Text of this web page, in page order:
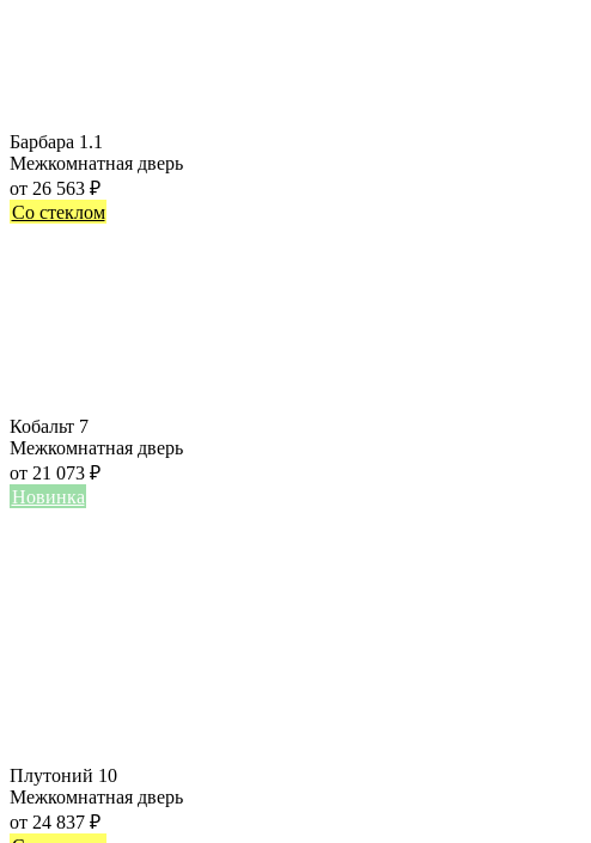
Барбара 1.1
Межкомнатная дверь
от 26 563 ₽
Со стеклом
Кобальт 7
Межкомнатная дверь
от 21 073 ₽
Новинка
Плутоний 10
Межкомнатная дверь
от 24 837 ₽